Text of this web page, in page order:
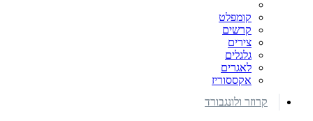
קומפלט
קרשים
צירים
גלגלים
לאגרים
אקססוריז
קרוזר ולונגבורד